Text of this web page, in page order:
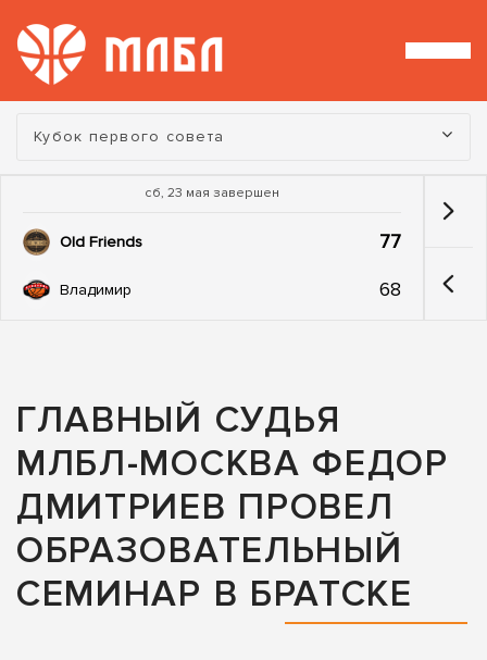
Турнир:
Кубок первого совета
сб, 23 мая завершен
Old Friends 77
Владимир 68
ГЛАВНЫЙ СУДЬЯ
МЛБЛ-МОСКВА ФЕДОР
ДМИТРИЕВ ПРОВЕЛ
ОБРАЗОВАТЕЛЬНЫЙ
СЕМИНАР В БРАТСКЕ